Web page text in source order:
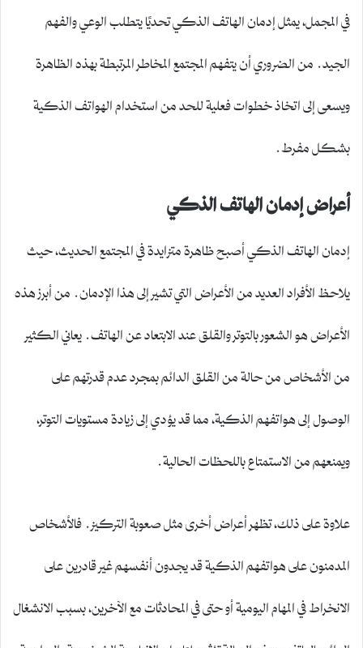
في المجمل، يمثل إدمان الهاتف الذكي تحديًا يتطلب الوعي والفهم
الجيد. من الضروري أن يتفهم المجتمع المخاطر المرتبطة بهذه الظاهرة
ويسعى إلى اتخاذ خطوات فعلية للحد من استخدام الهواتف الذكية
بشكل مفرط.
أعراض إدمان الهاتف الذكي
إدمان الهاتف الذكي أصبح ظاهرة متزايدة في المجتمع الحديث، حيث
يلاحظ الأفراد العديد من الأعراض التي تشير إلى هذا الإدمان. من أبرز هذه
الأعراض هو الشعور بالتوتر والقلق عند الابتعاد عن الهاتف. يعاني الكثير
من الأشخاص من حالة من القلق الدائم بمجرد عدم قدرتهم على
الوصول إلى هواتفهم الذكية، مما قد يؤدي إلى زيادة مستويات التوتر،
ويمنعهم من الاستمتاع باللحظات الحالية.
علاوة على ذلك، تظهر أعراض أخرى مثل صعوبة التركيز. فالأشخاص
المدمنون على هواتفهم الذكية قد يجدون أنفسهم غير قادرين على
الانخراط في المهام اليومية أو حتى في المحادثات مع الآخرين، بسبب الانشغال